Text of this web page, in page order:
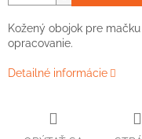
Kožený obojok pre
opracovanie.
Detailné informácie